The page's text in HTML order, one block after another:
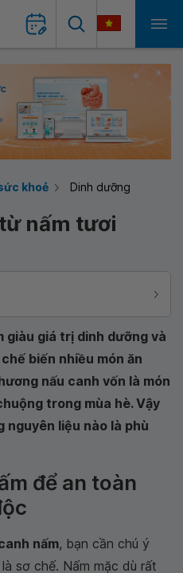
khoẻ Dinh dưỡng
nấm tươi
giàu giá trị dinh dưỡng và
biến nhiều món ăn
nấu canh vốn là món
trong mùa hè. Vậy
nguyên liệu nào là phù
để an toàn
nấm, bạn cần chú ý
sơ chế. Nấm mặc dù rất